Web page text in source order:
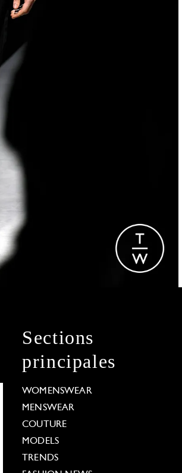
Sections
principales
WOMENSWEAR
MENSWEAR
COUTURE
MODELS
TRENDS